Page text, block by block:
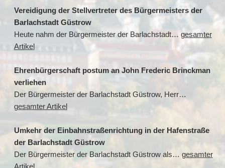
Vereidigung der Stellvertreter des Bürgermeisters der
Barlachstadt Güstrow
Heute nahm der Bürgermeister der Barlachstadt… gesamter
Artikel
Ehrenbürgerschaft postum an John Frederic Brinckman
verliehen
Der Bürgermeister der Barlachstadt Güstrow, Herr…
gesamter Artikel
Umkehr der Einbahnstraßenrichtung in der Hafenstraße
der Barlachstadt Güstrow
Der Bürgermeister der Barlachstadt Güstrow als… gesamter